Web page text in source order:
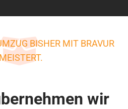
BISHER MIT BRAVUR
wir